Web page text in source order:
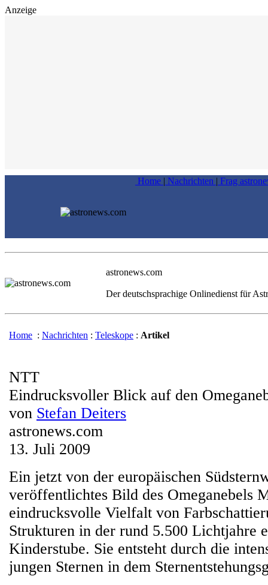
Anzeige
Home | Nachrichten | Frag
astronews.com
Der deutschsprachige Onlinedienst für
Home : Nachrichten : Teleskope : Artikel
NTT
Eindrucksvoller Blick auf den
von Stefan Deiters
astronews.com
13. Juli 2009
Ein jetzt von der europäischen
veröffentlichtes Bild des Omeganebels
eindrucksvolle Vielfalt von
Strukturen in der rund 5.500 Lichtjahre
Kinderstube. Sie entsteht durch die
jungen Sternen in dem